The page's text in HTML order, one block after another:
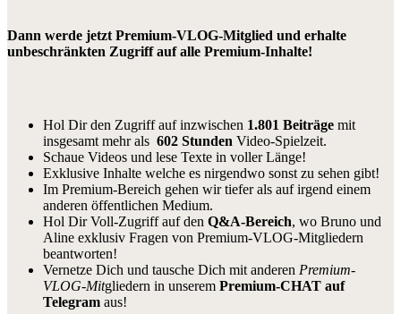
Dann werde jetzt Premium-VLOG-Mitglied und erhalte
unbeschränkten Zugriff auf alle Premium-Inhalte!
Hol Dir den Zugriff auf inzwischen 1.801 Beiträge mit
insgesamt mehr als 602 Stunden Video-Spielzeit.
Schaue Videos und lese Texte in voller Länge!
Exklusive Inhalte welche es nirgendwo sonst zu sehen gibt!
Im Premium-Bereich gehen wir tiefer als auf irgend einem
anderen öffentlichen Medium.
Hol Dir Voll-Zugriff auf den Q&A-Bereich, wo Bruno und
Aline exklusiv Fragen von Premium-VLOG-Mitgliedern
beantworten!
Vernetze Dich und tausche Dich mit anderen Premium-
VLOG-Mitgliedern in unserem Premium-CHAT auf
Telegram aus!